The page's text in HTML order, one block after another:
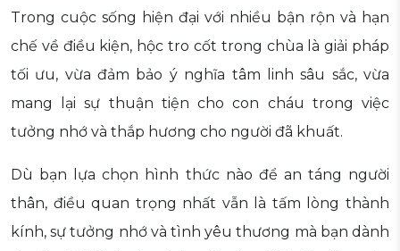
Trong cuộc sống hiện đại với nhiều bận rộn và hạn
chế về điều kiện, hộc tro cốt trong chùa là giải pháp
tối ưu, vừa đảm bảo ý nghĩa tâm linh sâu sắc, vừa
mang lại sự thuận tiện cho con cháu trong việc
tưởng nhớ và thắp hương cho người đã khuất.
Dù bạn lựa chọn hình thức nào để an táng người
thân, điều quan trọng nhất vẫn là tấm lòng thành
kính, sự tưởng nhớ và tình yêu thương mà bạn dành